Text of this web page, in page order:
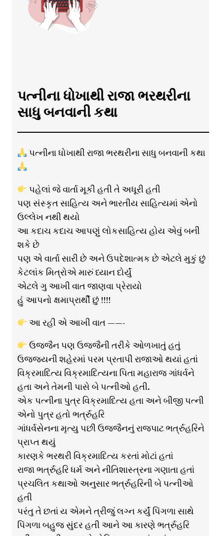
પત્નીના ધોખાથી રાજા ભરથરીના
સાધુ બનવાની કથા
પત્નીના ધોખાથી રાજા ભરથરીના સાધુ બનવાની કથા
પહેલાં જે વાર્તા મૂકી હતી તે અધૂરી હતી
પણ સંસ્કૃત સાહિત્ય અને ભારતીય સાહિત્યમાં એનો
ઉલ્લેખ નથી થયો
આ કદાચ કદાચ આપણું લોકસાહિત્ય હોય એવું બની
શકે છે
પણ એ વાર્તા સારી છે અને ઉપદેશાત્મક છે એટલે મુકું છું
કેટલાંક મિત્રોએ મારું ધ્યાન દોર્યું
એટલે ગુ આખી વાત જાણવા પ્રેરાયો
હું આપનો ક્ષમાપ્રાર્થી છું !!!!
આ રહી એ આખી વાત ——-
ઉજ્જૈન પણ ઉજજૈની તરીકે ઓળખાતું હતું
ઉજજ્યની શહેરમાં પરમ પ્રતાપી રાજાઓ થયાં હતાં
વિક્રમાદિત્ય વિક્રમાદિત્યના પિતા મહારાજ ગાંધર્વને
હતા અને તેમની પાસે બે પત્નીઓ હતી.
એક પત્નીના પુત્ર વિક્રમાદિત્ય હતા અને બીજી પત્ની
એનો પુત્ર હતો ભર્ત્રુહરિ
ગાંધર્વસેનના મૃત્યુ પછી ઉજ્જૈનનું રાજપાટ ભર્ત્રુહરિને
પ્રાપ્ત થયું
કારણકે ભરથરી વિક્રમાદિત્ય કરતાં મોટાં હતાં
રાજા ભર્ત્રુહરિ ધર્મ અને નીતિશાસ્ત્રના ગણાતા હતાં
પ્રચલિત કથાઓ અનુસાર ભર્ત્રુહરિની બે પત્નીઓ
હતી
પરંતુ તે છતાં ય એમને ત્રીજું લગ્ન કર્યું પિંગળા સાથે
પિંગળા બહુજ સુંદર હતી આને આ કારણે ભર્ત્રુહરિ